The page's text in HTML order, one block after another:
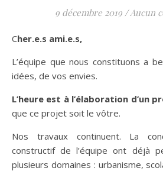
9 décembre 2019 /Aucun
Cher.e.s ami.e.s,
L’équipe que nous constituons a
idées, de vos envies.
L’heure est à l’élaboration d’un
que ce projet soit le vôtre.
Nos travaux continuent. La
constructif de l’équipe ont déjà
plusieurs domaines : urbanisme,